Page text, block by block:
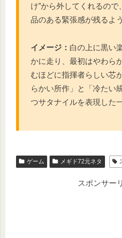
け”から外してくれるの
品のある緊張感が残るよう
イメージ： 白の上に黒い
かに走り、最初はやわら
むほどに指揮者らしい芯
らかい所作」と「冷たい
つサタナイルを表現した
ゲーム メギド72元ネタ
スポンサー